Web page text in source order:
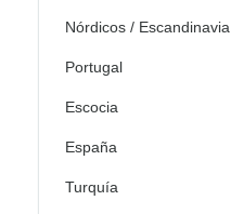
Nórdicos / Escandinavia
Portugal
Escocia
España
Turquía